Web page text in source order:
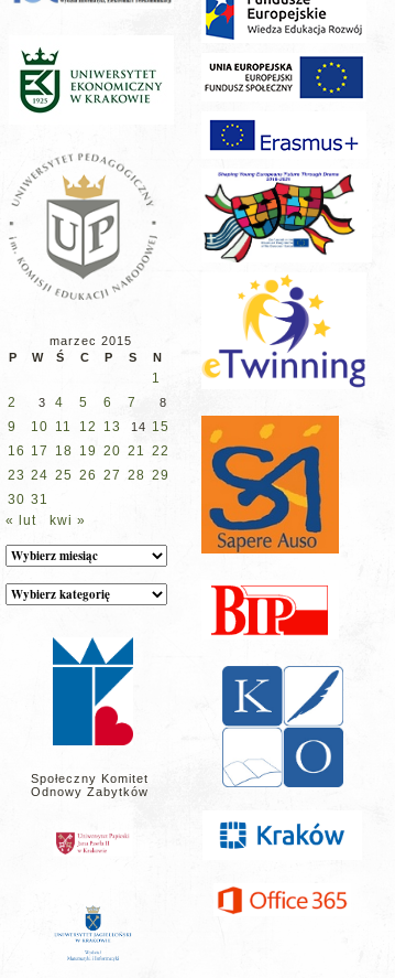
marzec 2015
P
W Ś C P S N
1
2
3 4 5 6 7 8
9 10 11 12 13 14 15
16 17 18 19 20 21 22
23 24 25 26 27 28 29
30 31
« lut
kwi »
Archiwum
Kategorie
wpisów
Społeczny Komitet
Odnowy Zabytków